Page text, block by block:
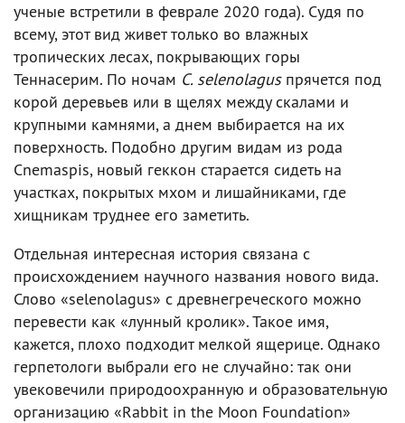
ученые встретили в феврале 2020 года). Судя по
всему, этот вид живет только во влажных
тропических лесах, покрывающих горы
Теннасерим. По ночам C. selenolagusпрячется под
корой деревьев или в щелях между скалами и
крупными камнями, а днем выбирается на их
поверхность. Подобно другим видам из рода
Cnemaspis, новый геккон старается сидеть на
участках, покрытых мхом и лишайниками, где
хищникам труднее его заметить.
Отдельная интересная история связана с
происхождением научного названия нового вида.
Слово «selenolagus» с древнегреческого можно
перевести как «лунный кролик». Такое имя,
кажется, плохо подходит мелкой ящерице. Однако
герпетологи выбрали его не случайно: так они
увековечили природоохранную и образовательную
организацию «Rabbit in the Moon Foundation»